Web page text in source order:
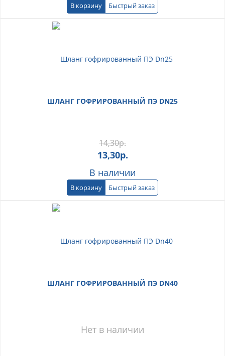
В корзину Быстрый заказ
ШЛАНГ ГОФРИРОВАННЫЙ ПЭ DN25
14,30р.
13,30р.
В наличии
В корзину Быстрый заказ
ШЛАНГ ГОФРИРОВАННЫЙ ПЭ DN40
Нет в наличии